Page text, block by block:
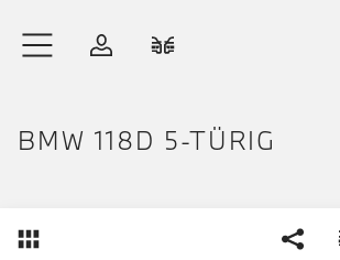
Anmelden
BMW 118D 5-TÜRIG